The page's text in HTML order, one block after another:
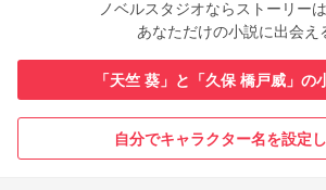
ノベルスタジオならストーリー
あなただけの小説に出会え
「天竺 葵」と「久保 橋戸威」の
自分でキャラクター名を設定